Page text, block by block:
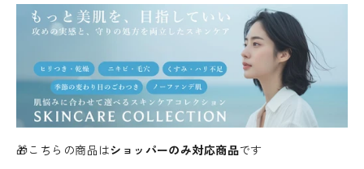
🎁こちらの商品はショッパーのみ対応商品です